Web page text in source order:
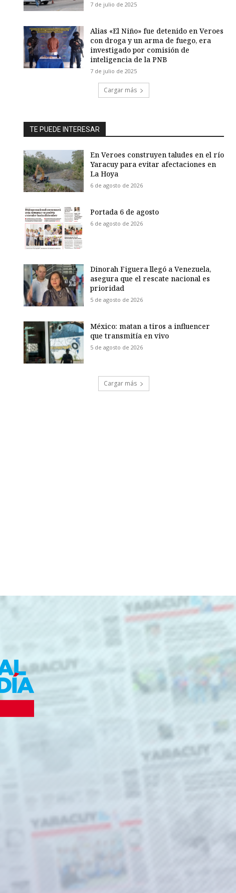
7 de julio de 2025
Alias «El Niño» fue detenido en Veroes
con droga y un arma de fuego, era
investigado por comisión de
inteligencia de la PNB
7 de julio de 2025
Cargar más
TE PUEDE INTERESAR
En Veroes construyen taludes en el río
Yaracuy para evitar afectaciones en
La Hoya
6 de agosto de 2026
Portada 6 de agosto
6 de agosto de 2026
Dinorah Figuera llegó a Venezuela,
asegura que el rescate nacional es
prioridad
5 de agosto de 2026
México: matan a tiros a influencer
que transmitía en vivo
5 de agosto de 2026
Cargar más